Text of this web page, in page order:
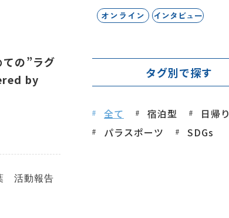
の”ラグ
by
オンライン
インタビュー
タグ別で探す
全て 宿泊型
日帰り
パラスポーツ
SDGs